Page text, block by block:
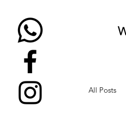
All Posts